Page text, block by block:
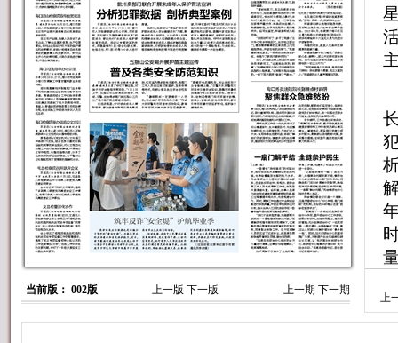
当前版： 002版 上一版 下一版 上一期 下一期
上